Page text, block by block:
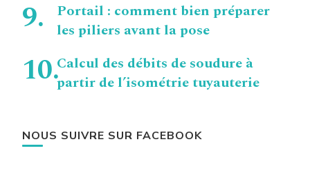
Portail : comment bien préparer
les piliers avant la pose
Calcul des débits de soudure à
partir de l’isométrie tuyauterie
NOUS SUIVRE SUR FACEBOOK